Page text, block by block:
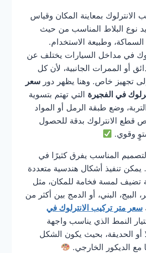
الانترلوك بمعاينة المكان وقياس
نوع البلاط المناسب من حيث
السماكة، وطبيعة الاستخدام.
في مداخل السيارات يختلف عن
أو الممرات الجانبية، لأن كل
تجهيز خاص. وهنا يظهر دور سعر
في الفجيرة التي تهتم بتسوية
وضع طبقة الرمل أو المواد
قطع الانترلوك بدقة للحصول
وقوي.
المناسب يفرق كثيرًا في
يمكن تنفيذ أشكال هندسية متعددة
تضيف لمسة فخامة للمكان، مثل
البيج، البني، أو الدمج بين أكثر من
سعر متر تركيب الانترلوك في
النمط الذي يناسب واجهة
أو الحديقة، بحيث يكون الشكل
مع الديكور الخارجي.